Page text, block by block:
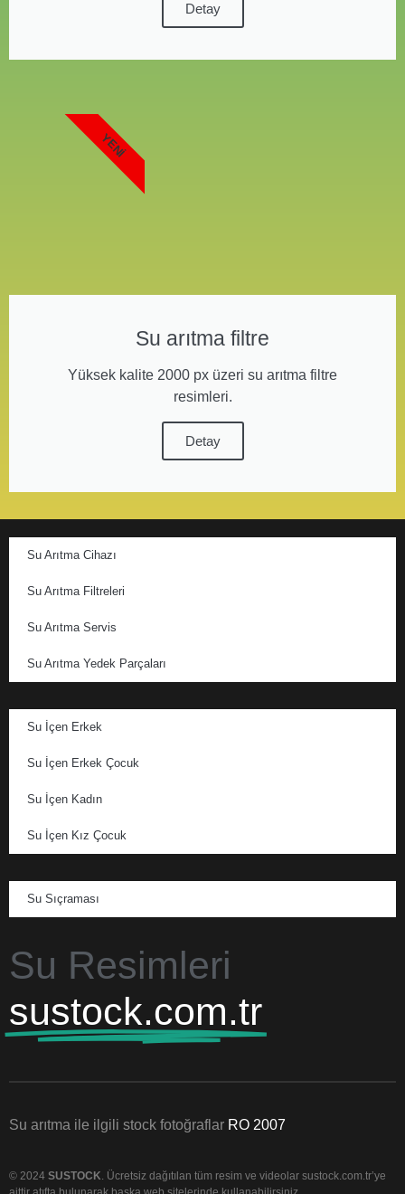
Detay
Su arıtma filtre
Yüksek kalite 2000 px üzeri su arıtma filtre
resimleri.
Detay
YENI
Su Arıtma Cihazı
Su Arıtma Filtreleri
Su Arıtma Servis
Su Arıtma Yedek Parçaları
Su İçen Erkek
Su İçen Erkek Çocuk
Su İçen Kadın
Su İçen Kız Çocuk
Su Sıçraması
Su Resimleri
sustock.com.tr
Su arıtma ile ilgili stock fotoğraflar RO 2007
© 2024 SUSTOCK. Ücretsiz dağıtılan tüm resim ve videolar sustock.com.tr’ye